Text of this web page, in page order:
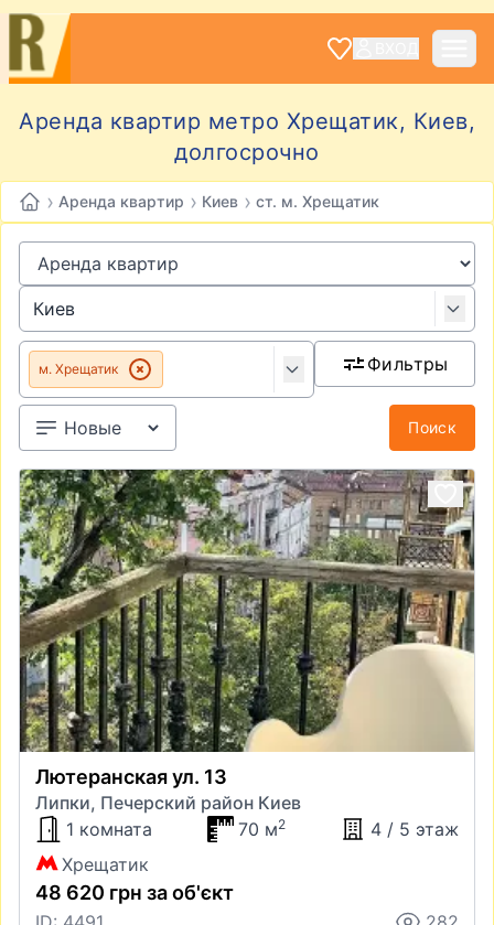
Аренда квартир метро Хрещатик, Киев,
долгосрочно
› Аренда квартир › Киев › ст. м. Хрещатик
м. Хрещатик Фильтры
Поиск
Лютеранская ул. 13
Липки, Печерский район Киев
1 комната
70 м2
4 / 5 этаж
Хрещатик
48 620 грн за об'єкт